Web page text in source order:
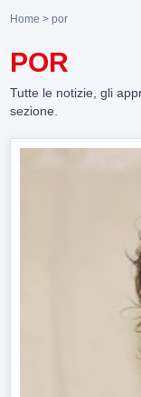
Home > por
POR
Tutte le notizie, gli
sezione.